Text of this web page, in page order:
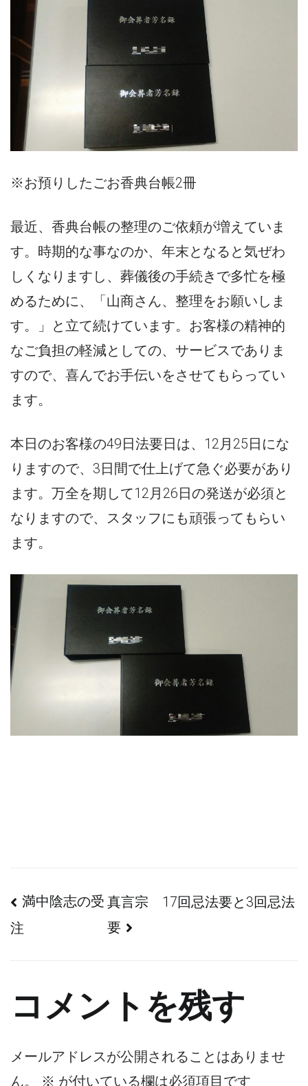
※お預りしたごお香典台帳2冊
最近、香典台帳の整理のご依頼が増えていま
す。時期的な事なのか、年末となると気ぜわ
しくなりますし、葬儀後の手続きで多忙を極
めるために、「山商さん、整理をお願いしま
す。」と立て続けています。お客様の精神的
なご負担の軽減としての、サービスでありま
すので、喜んでお手伝いをさせてもらってい
ます。
本日のお客様の49日法要日は、12月25日にな
りますので、3日間で仕上げて急ぐ必要があり
ます。万全を期して12月26日の発送が必須と
なりますので、スタッフにも頑張ってもらい
ます。
投
稿
ビ
ー
満中陰志の受
注
真言宗 17回忌法要と3回忌法
要
コメントを残す
メールアドレスが公開されることはありませ
ん。
※ が付いている欄は必須項目です